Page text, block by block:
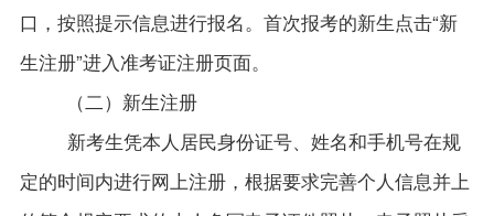
口，按照提示信息进行报名。首次报考的新生点击“新
生注册”进入准考证注册页面。
（二）新生注册
新考生凭本人居民身份证号、姓名和手机号在规
定的时间内进行网上注册，根据要求完善个人信息并上